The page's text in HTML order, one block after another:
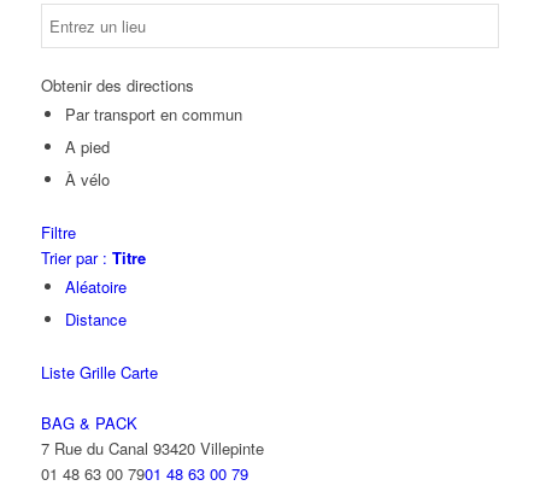
Obtenir des directions
Par transport en commun
A pied
À vélo
Filtre
Trier par : Titre
Aléatoire
Distance
Liste Grille Carte
BAG & PACK
7 Rue du Canal 93420 Villepinte
01 48 63 00 7901 48 63 00 79